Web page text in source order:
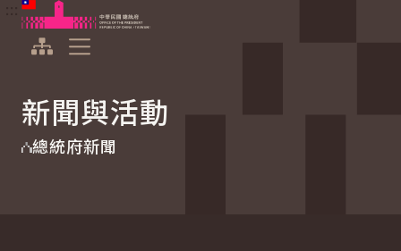
跳到主要內容
中華民國總統府
新聞與活動
總統府新聞